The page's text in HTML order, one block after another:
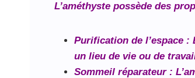
L’améthyste possède des
Purification de l’espace :
un lieu de vie ou de
Sommeil réparateur: